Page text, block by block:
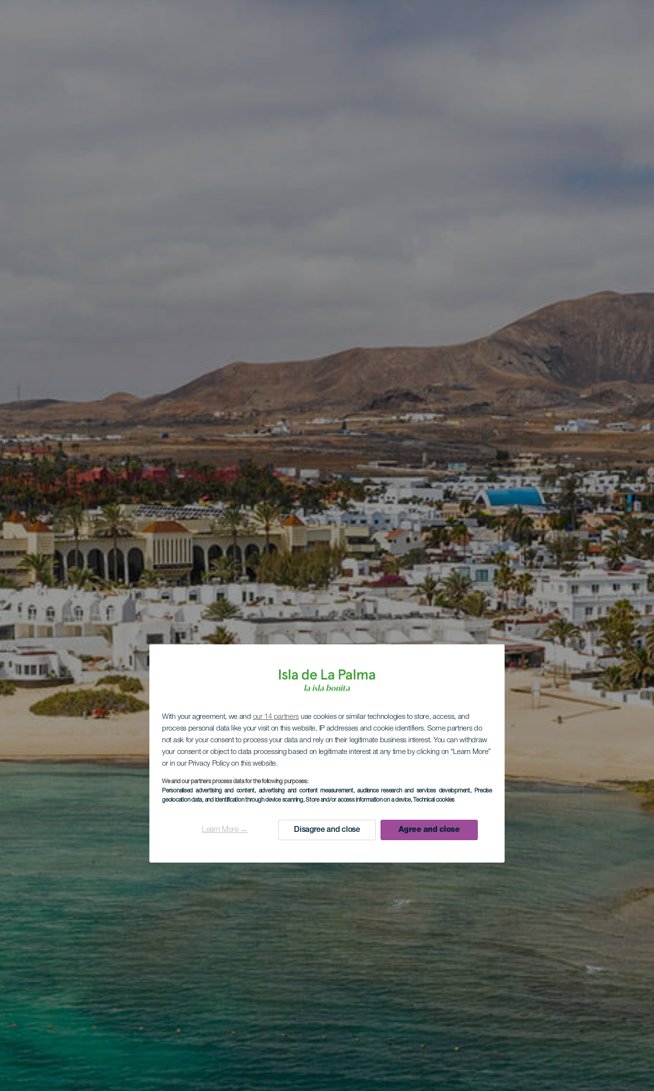
With your agreement, we and our 14 partners use cookies or similar technologies to store, access, and
process personal data like your visit on this website, IP addresses and cookie identifiers. Some partners do
not ask for your consent to process your data and rely on their legitimate business interest. You can withdraw
your consent or object to data processing based on legitimate interest at any time by clicking on “Learn More”
or in our Privacy Policy on this website.
We and our partners process data for the following purposes:
Personalised advertising and content, advertising and content measurement, audience research and services development, Precise
geolocation data, and identification through device scanning, Store and/or access information on a device, Technical cookies
Learn More → Disagree and close Agree and close